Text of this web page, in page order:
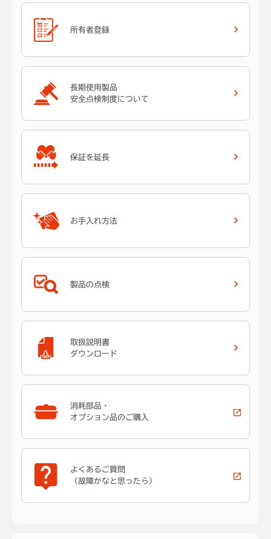
所有者登録
長期使用製品
安全点検制度について
保証を延長
お手入れ方法
製品の点検
取扱説明書
ダウンロード
消耗部品・
オプション品のご購入
よくあるご質問
（故障かなと思ったら）